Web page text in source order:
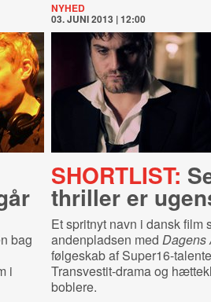
bag
i
NYHED
03. JUNI 2013 | 12:00
SHORTLIST:
thril­ler er
Et spritnyt navn i dansk film
andenpladsen med Dagens
følgeskab af Super16-
Transvestit-drama og
boblere.